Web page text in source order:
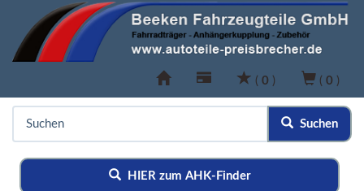
( 0 ) ( 0 )
Suchen
HIER zum AHK-Finder